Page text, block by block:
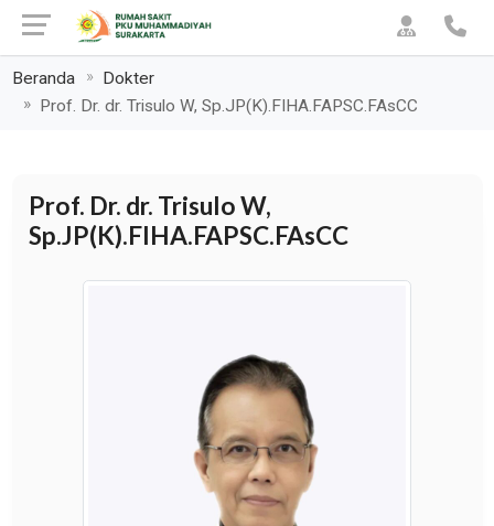
Beranda
Dokter
Prof. Dr. dr. Trisulo W, Sp.JP(K).FIHA.FAPSC.FAsCC
Prof. Dr. dr. Trisulo W,
Sp.JP(K).FIHA.FAPSC.FAsCC